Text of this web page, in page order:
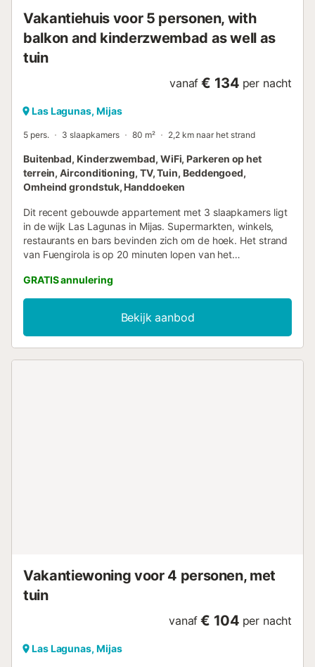
HUISREGELS Onderhoud en Schoonmaak: De
accommodatie dient in een ...
Vakantiehuis voor 5 personen, with
balkon and kinderzwembad as well as
tuin
vanaf € 134 per nacht
Las Lagunas, Mijas
5 pers. 3 slaapkamers 80 m² 2,2 km naar het strand
Buitenbad, Kinderzwembad, WiFi, Parkeren op het
terrein, Airconditioning, TV, Tuin, Beddengoed,
Omheind grondstuk, Handdoeken
Dit recent gebouwde appartement met 3 slaapkamers ligt
in de wijk Las Lagunas in Mijas. Supermarkten, winkels,
restaurants en bars bevinden zich om de hoek. Het strand
van Fuengirola is op 20 minuten lopen van het
faciliteiten zoals een zwembad, kinderbad en
buitendouche. Let op: het zwembad is niet het hele jaar
open, maar beschikbaar van 1 juni tot en met 30
september. Wat deze plek echt bijzonder maakt, is de
buurt. Las Lagunas bruist van energie en authenticiteit –
GRATIS annulering
Bekijk aanbod
Vakantiewoning voor 4 personen, met
tuin
vanaf € 104 per nacht
Las Lagunas, Mijas